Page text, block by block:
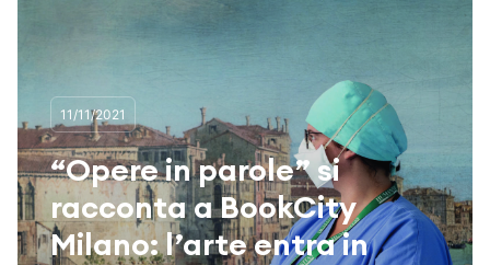
11/11/2021
“Opere in parole” si
racconta a BookCity
Milano: l’arte entra in